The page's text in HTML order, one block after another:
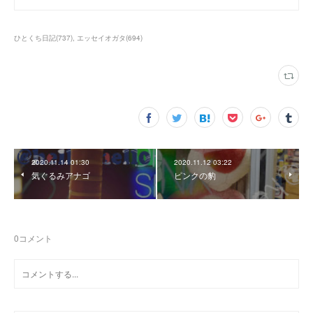
ひとくち日記(737) エッセイオガタ(694)
2020.11.14 01:30
気ぐるみアナゴ
2020.11.12 03:22
ピンクの豹
0コメント